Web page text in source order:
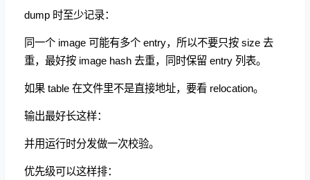
dump 时至少记录：
同一个 image 可能有多个 entry，所以不要只按 size 去
重，最好按 image hash 去重，同时保留 entry 列表。
如果 table 在文件里不是直接地址，要看 relocation。
输出最好长这样：
并用运行时分发做一次校验。
优先级可以这样排：